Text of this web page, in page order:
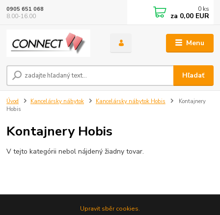
Menu
Hľadať
0905 651 068
8.00-16.00
0 ks
za 0,00 EUR
Úvod Kancelársky nábytok Kancelársky nábytok Hobis
Kontajnery
Hobis
Kontajnery Hobis
V tejto kategórii nebol nájdený žiadny tovar.
Upravit sběr cookies.